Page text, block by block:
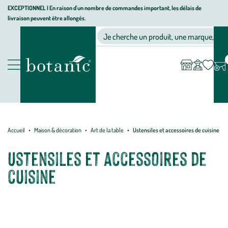
Aller
Aller
au
Aller
au
page
EXCEPTIONNEL I En raison d'un nombre de commandes important, les délais de
livraison peuvent être allongés.
Nos
animalerie,
décoration,
botanic®
Je cherche un produit, une marque, un
compte
Accueil Maison & décoration Art de la table Ustensiles et accessoires de cuisine
Ustensiles et accessoires de
cuisine